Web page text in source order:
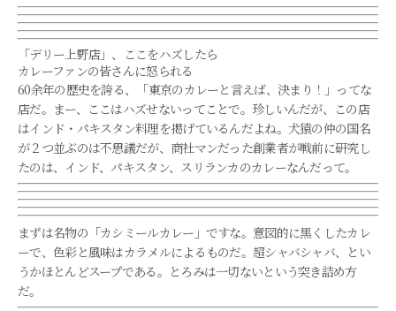
「デリー上野店」、ここをハズしたら
カレーファンの皆さんに怒られる
60余年の歴史を誇る、「東京のカレーと言えば、決まり！」ってな
店だ。まー、ここはハズせないってことで。珍しいんだが、この店
はインド・パキスタン料理を掲げているんだよね。犬猿の仲の国名
が２つ並ぶのは不思議だが、商社マンだった創業者が戦前に研究し
たのは、インド、パキスタン、スリランカのカレーなんだって。
まずは名物の「カシミールカレー」ですな。意図的に黒くしたカレ
ーで、色彩と風味はカラメルによるものだ。超シャバシャバ、とい
うかほとんどスープである。とろみは一切ないという突き詰め方
だ。